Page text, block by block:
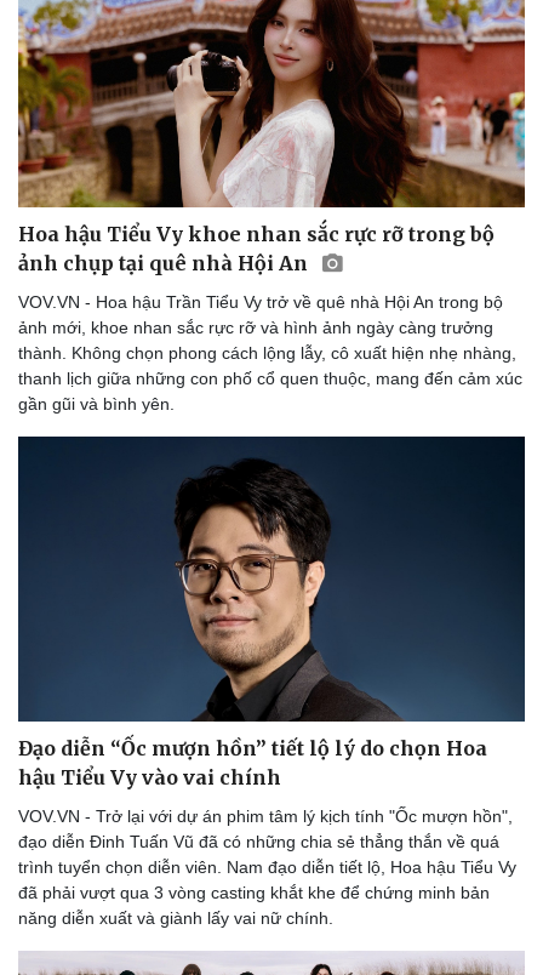
Sức khỏe
Dinh dưỡng - món ngon
Cây thuốc
Sản phụ khoa
Nhi khoa
Đời sống
Nhà đẹp
Blog
Tình yêu - Gia đình
Hoa hậu Tiểu Vy khoe nhan sắc rực rỡ trong bộ
ảnh chụp tại quê nhà Hội An
VOV.VN - Hoa hậu Trần Tiểu Vy trở về quê nhà Hội An trong bộ
ảnh mới, khoe nhan sắc rực rỡ và hình ảnh ngày càng trưởng
thành. Không chọn phong cách lộng lẫy, cô xuất hiện nhẹ nhàng,
thanh lịch giữa những con phố cổ quen thuộc, mang đến cảm xúc
gần gũi và bình yên.
Đạo diễn “Ốc mượn hồn” tiết lộ lý do chọn Hoa
hậu Tiểu Vy vào vai chính
VOV.VN - Trở lại với dự án phim tâm lý kịch tính "Ốc mượn hồn",
đạo diễn Đinh Tuấn Vũ đã có những chia sẻ thẳng thắn về quá
trình tuyển chọn diễn viên. Nam đạo diễn tiết lộ, Hoa hậu Tiểu Vy
đã phải vượt qua 3 vòng casting khắt khe để chứng minh bản
năng diễn xuất và giành lấy vai nữ chính.